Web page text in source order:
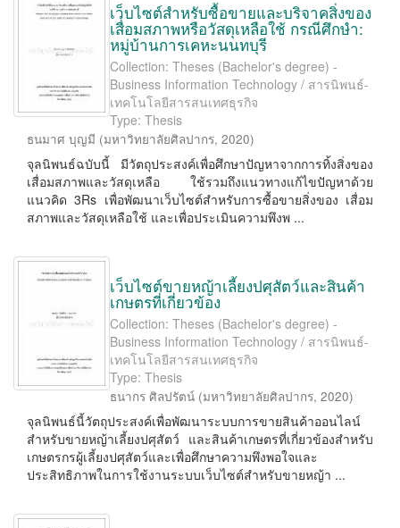
เว็บไซต์สำหรับซื้อขายและบริจาคสิ่งของ
เสื่อมสภาพหรือวัสดุเหลือใช้ กรณีศึกษำ:
หมู่บ้านการเคหะนนทบุรี
Collection: Theses (Bachelor's degree) -
Business Information Technology / สารนิพนธ์-
เทคโนโลยีสารสนเทศธุรกิจ
Type: Thesis
ธนมาศ บุญมี (มหาวิทยาลัยศิลปากร, 2020)
จุลนิพนธ์ฉบับนี้ มีวัตถุประสงค์เพื่อศึกษาปัญหาจากการทิ้งสิ่งของ
เสื่อมสภาพและวัสดุเหลือ ใช้รวมถึงแนวทางแก้ไขปัญหาด้วย
แนวคิด 3Rs เพื่อพัฒนาเว็บไซต์สําหรับการซื้อขายสิ่งของ เสื่อม
สภาพและวัสดุเหลือใช้ และเพื่อประเมินความพึงพ ...
เว็บไซต์ขายหญ้าเลี้ยงปศุสัตว์และสินค้า
เกษตรที่เกี่ยวข้อง
Collection: Theses (Bachelor's degree) -
Business Information Technology / สารนิพนธ์-
เทคโนโลยีสารสนเทศธุรกิจ
Type: Thesis
ธนากร ศิลปรัตน์ (มหาวิทยาลัยศิลปากร, 2020)
จุลนิพนธ์นี้วัตถุประสงค์เพื่อพัฒนาระบบการขายสินค้าออนไลน์
สําหรับขายหญ้าเลี้ยงปศุสัตว์ และสินค้าเกษตรที่เกี่ยวข้องสําหรับ
เกษตรกรผู้เลี้ยงปศุสัตว์และเพื่อศึกษาความพึงพอใจและ
ประสิทธิภาพในการใช้งานระบบเว็บไซต์สําหรับขายหญ้า ...